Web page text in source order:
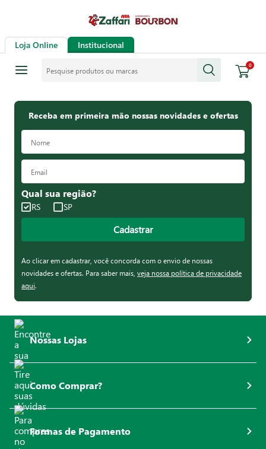
Loja Online Institucional
0
Receba em primeira mão nossas novidades e ofertas
Qual sua região?
RS SP
Cadastrar
Ao clicar em cadastrar, você concorda com o envio de nossas
novidades e ofertas. Para saber mais, veja nossa política de privacidade
aqui.
Nossas Lojas
Como Comprar?
Formas de Pagamento